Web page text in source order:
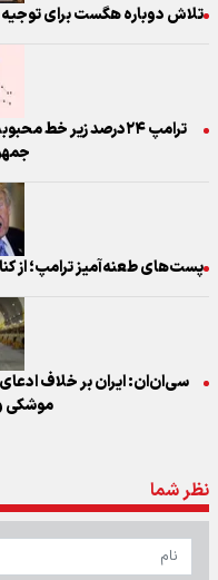
تلاش دوباره هگست برای توجیه
ترامپ ۲۴درصد زیر
پست‌های طعنه‌آمیز ترامپ؛ از
سی‌ان‌ان: ایران بر خلاف
موشکی
نظر شما